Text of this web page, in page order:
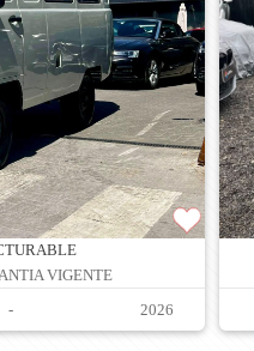
VIGENTE
- 2026